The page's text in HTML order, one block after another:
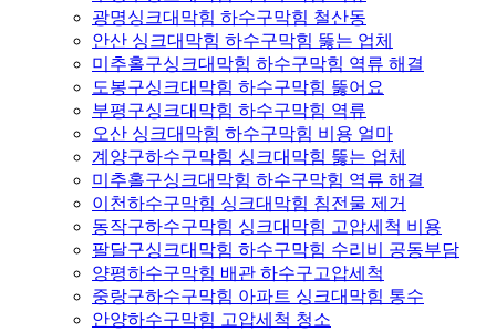
광명싱크대막힘 하수구막힘 철산동
안산 싱크대막힘 하수구막힘 뚫는 업체
미추홀구싱크대막힘 하수구막힘 역류 해결
도봉구싱크대막힘 하수구막힘 뚫어요
부평구싱크대막힘 하수구막힘 역류
오산 싱크대막힘 하수구막힘 비용 얼마
계양구하수구막힘 싱크대막힘 뚫는 업체
미추홀구싱크대막힘 하수구막힘 역류 해결
이천하수구막힘 싱크대막힘 침전물 제거
동작구하수구막힘 싱크대막힘 고압세척 비용
팔달구싱크대막힘 하수구막힘 수리비 공동부담
양평하수구막힘 배관 하수구고압세척
중랑구하수구막힘 아파트 싱크대막힘 통수
안양하수구막힘 고압세척 청소